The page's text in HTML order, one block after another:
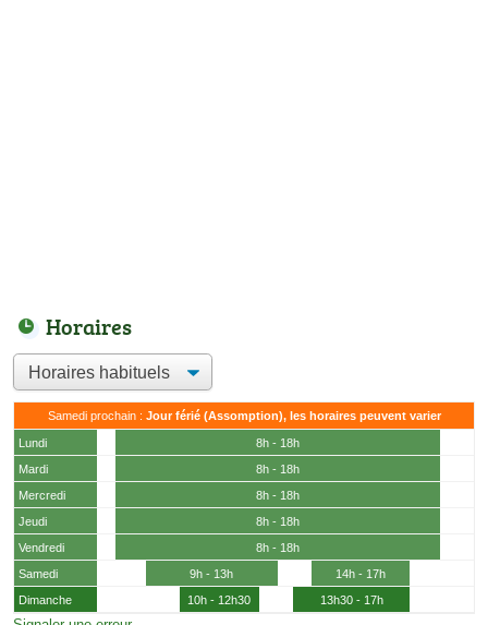
Horaires
Samedi prochain : Jour férié (Assomption), les horaires peuvent varier
Lundi
8h - 18h
Mardi
8h - 18h
Mercredi
8h - 18h
Jeudi
8h - 18h
Vendredi
8h - 18h
Samedi
9h - 13h
14h - 17h
Dimanche
10h - 12h30 13h30 - 17h